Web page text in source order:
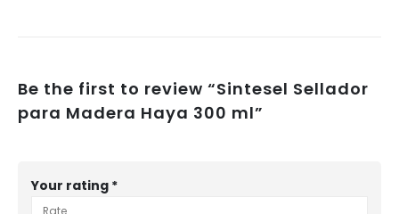
Be the first to review “Sintesel Sellador
para Madera Haya 300 ml”
Your rating *